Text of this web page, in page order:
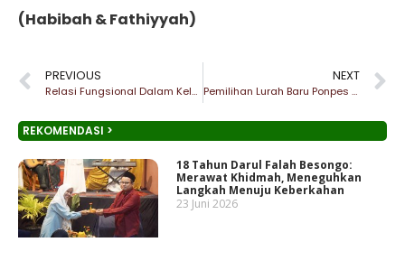
(Habibah & Fathiyyah)
PREVIOUS
Relasi Fungsional Dalam Keluarga
NEXT
Pemilihan Lurah Baru Ponpes Dafa Be-Songo Berjalan Lancar
REKOMENDASI >
18 Tahun Darul Falah Besongo:
Merawat Khidmah, Meneguhkan
Langkah Menuju Keberkahan
23 Juni 2026